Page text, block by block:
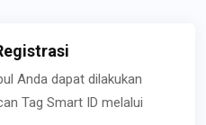
Anda dapat dilakukan
Tag Smart ID melalui